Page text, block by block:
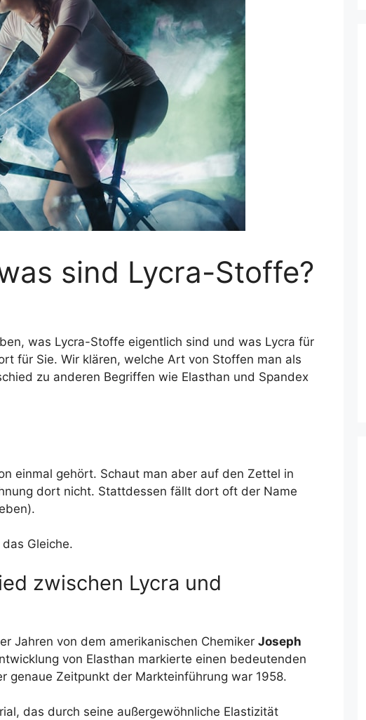
sind Lycra-Stoffe?
was Lycra-Stoffe eigentlich sind und was Lycra für
für Sie. Wir klären, welche Art von Stoffen man als
zu anderen Begriffen wie Elasthan und Spandex
einmal gehört. Schaut man aber auf den Zettel in
dort nicht. Stattdessen fällt dort oft der Name
Gleiche.
zwischen Lycra und
Jahren von dem amerikanischen Chemiker Joseph
von Elasthan markierte einen bedeutenden
genaue Zeitpunkt der Markteinführung war 1958.
das durch seine außergewöhnliche Elastizität